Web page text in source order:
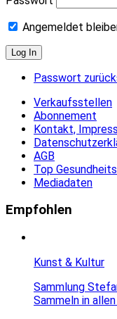
Angemeldet
Passwort
Verkaufsstellen
Abonnement
Kontakt,
AGB
Top
Mediadaten
Empfohlen
Kunst & Kultur
Sammlung
Sammeln in